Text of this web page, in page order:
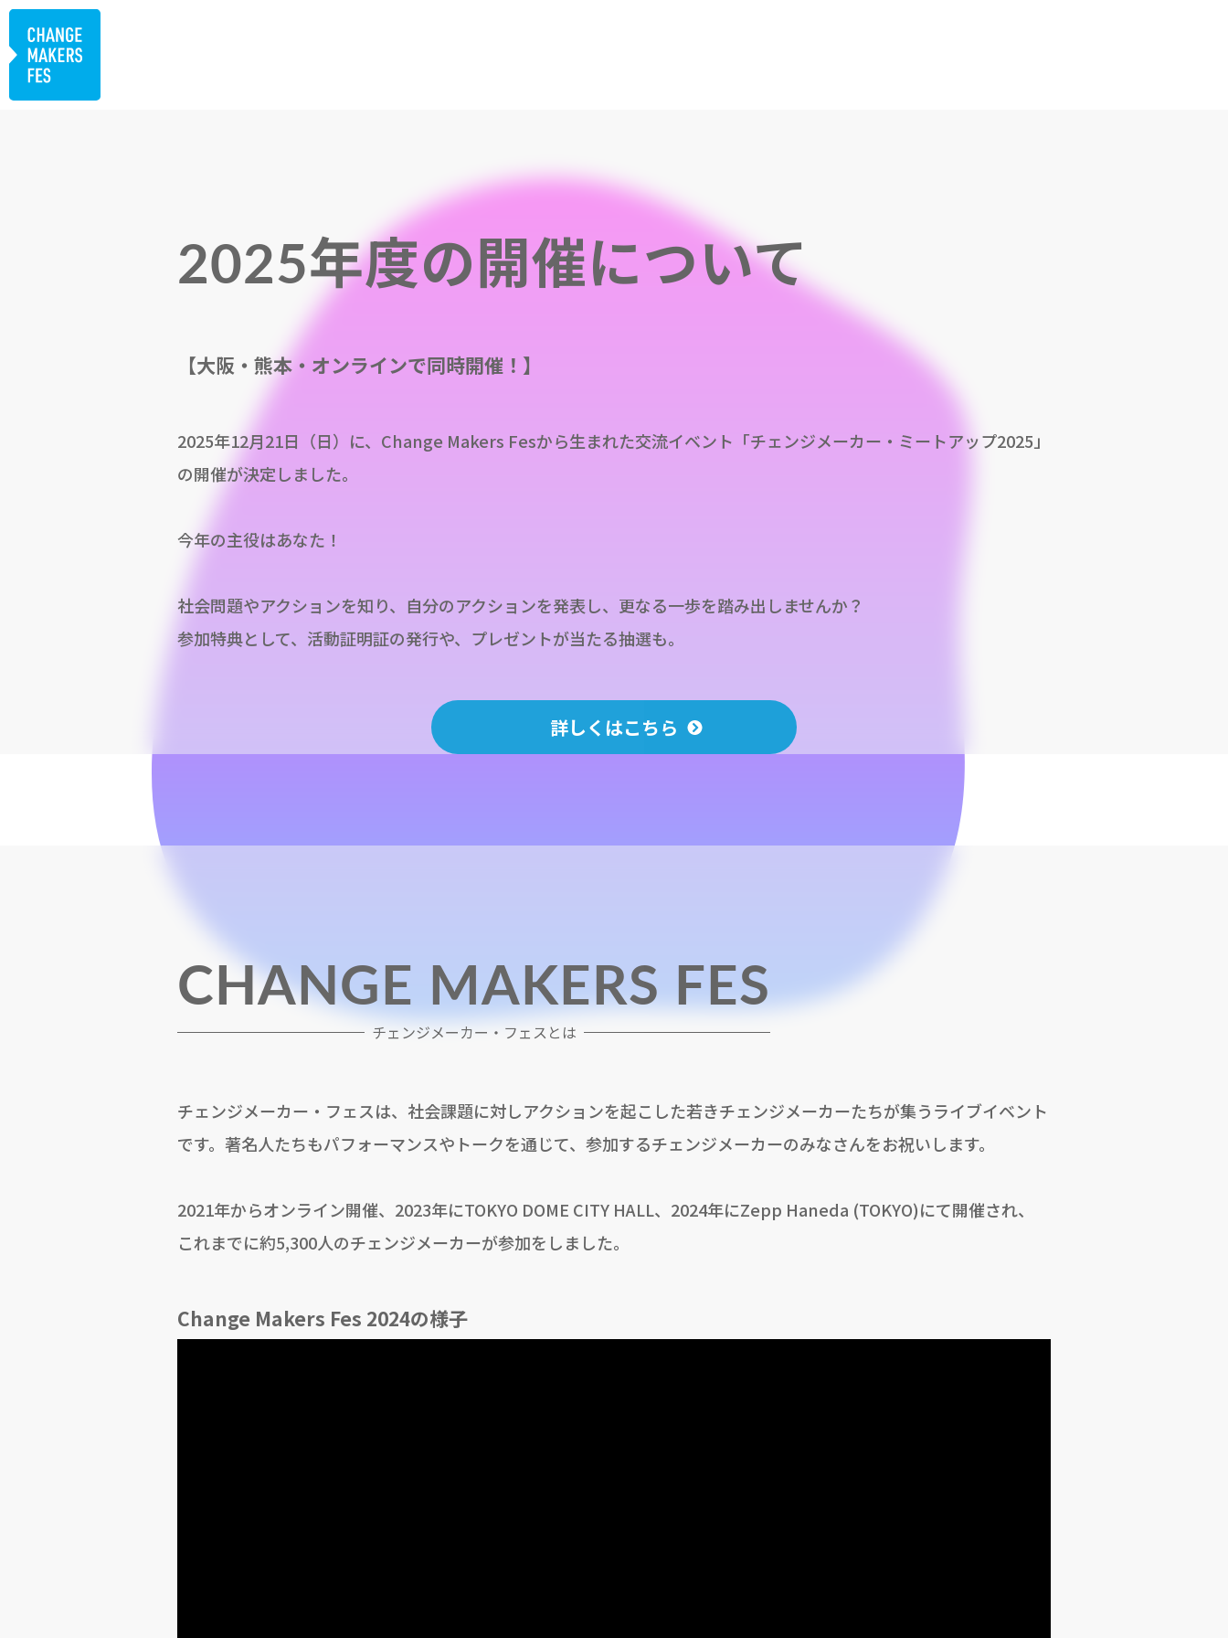
2025年度の開催について
【大阪・熊本・オンラインで同時開催！】
2025年12月21日（日）に、Change Makers Fesから生まれた交流イベント「チェンジメーカー・ミートアップ2025」
の開催が決定しました。
今年の主役はあなた！
社会問題やアクションを知り、自分のアクションを発表し、更なる一歩を踏み出しませんか？
参加特典として、活動証明証の発行や、プレゼントが当たる抽選も。
詳しくはこちら
CHANGE MAKERS FES
チェンジメーカー・フェスとは
チェンジメーカー・フェスは、社会課題に対しアクションを起こした若きチェンジメーカーたちが集うライブイベント
です。著名人たちもパフォーマンスやトークを通じて、参加するチェンジメーカーのみなさんをお祝いします。
2021年からオンライン開催、2023年にTOKYO DOME CITY HALL、2024年にZepp Haneda (TOKYO)にて開催され、
これまでに約5,300人のチェンジメーカーが参加をしました。
Change Makers Fes 2024の様子